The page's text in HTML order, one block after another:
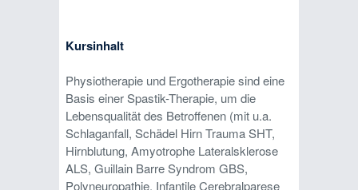
Kursinhalt
Physiotherapie und Ergotherapie sind eine
Basis einer Spastik-Therapie, um die
Lebensqualität des Betroffenen (mit u.a.
Schlaganfall, Schädel Hirn Trauma SHT,
Hirnblutung, Amyotrophe Lateralsklerose
ALS, Guillain Barre Syndrom GBS,
Polyneuropathie, Infantile Cerebralparese